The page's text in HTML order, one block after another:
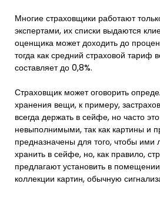
Многие страховщики работают
экспертами, их списки выдаются
оценщика может доходить до
тогда как средний страховой тариф
составляет до 0,8%.
Страховщик может оговорить
хранения вещи, к примеру,
всегда держать в сейфе, но часто
невыполнимыми, так как картины и
предназначены для того, чтобы ими
хранить в сейфе, но, как правило,
предлагают установить в
коллекции картин, обычную